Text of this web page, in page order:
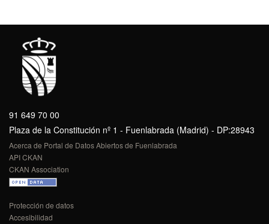
91 649 70 00
Plaza de la Constitución nº 1 - Fuenlabrada (Madrid) - DP:28943
Acerca de Portal de Datos Abiertos de Fuenlabrada
API CKAN
CKAN Association
Protección de datos
Accesibilidad